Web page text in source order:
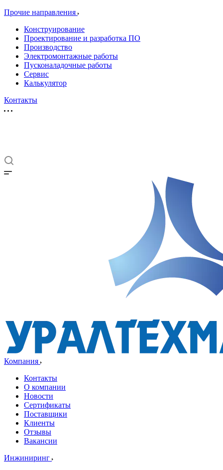
Прочие направления
Конструирование
Проектирование и разработка ПО
Производство
Электромонтажные работы
Пусконаладочные работы
Сервис
Калькулятор
Контакты
Компания
Контакты
О компании
Новости
Сертификаты
Поставщики
Клиенты
Отзывы
Вакансии
Инжиниринг